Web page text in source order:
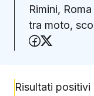
Rimini,
tra moto,
Condividi
Risultati positivi